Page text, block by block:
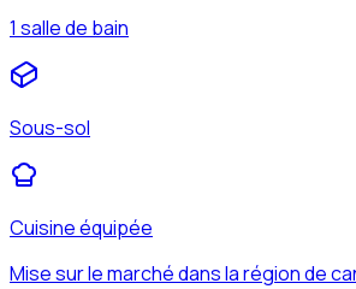
1 salle de bain
Sous-sol
Cuisine équipée
Mise sur le marché dans la région de